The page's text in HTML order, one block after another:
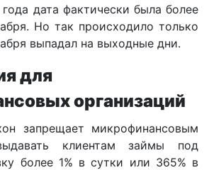
дата фактически была более
Но так происходило только
выпадал на выходные дни.
для
организаций
запрещает микрофинансовым
клиентам займы под
более 1% в сутки или 365% в